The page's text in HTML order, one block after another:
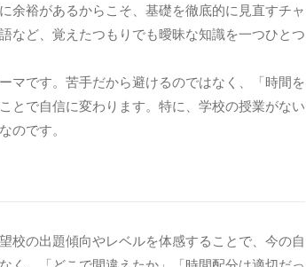
余裕があるからこそ、基礎を徹底的に見直すチャ
など、覚えたつもりでも曖昧な知識を一つひとつ
マです。苦手だから避けるのではなく、「時間を
とで自信に変わります。特に、学校の授業がない
のです。
校の出題傾向やレベルを体感することで、今の自